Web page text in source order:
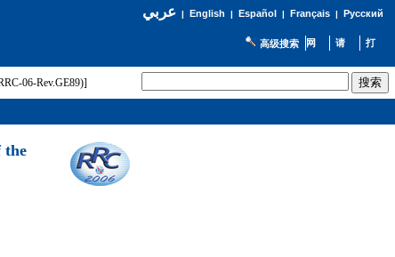
عربي| English | Español | Français| Русский
高级搜索
06-Rev.GE89)]
the